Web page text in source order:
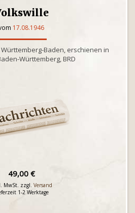
17.08.1946
Baden, erschienen in
Württemberg, BRD
49,00 €
MwSt. zzgl. Versand
1-2 Werktage